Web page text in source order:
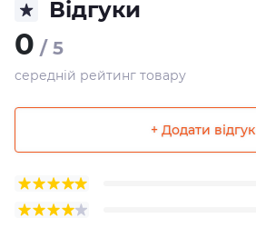
Відгуки
0 / 5
середній рейтинг товару
+ Додати відгук